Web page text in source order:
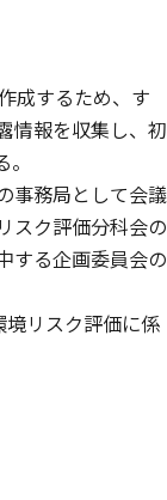
成するため、す
情報を収集し、初
事務局として会議
スク評価分科会の
する企画委員会の
境リスク評価に係